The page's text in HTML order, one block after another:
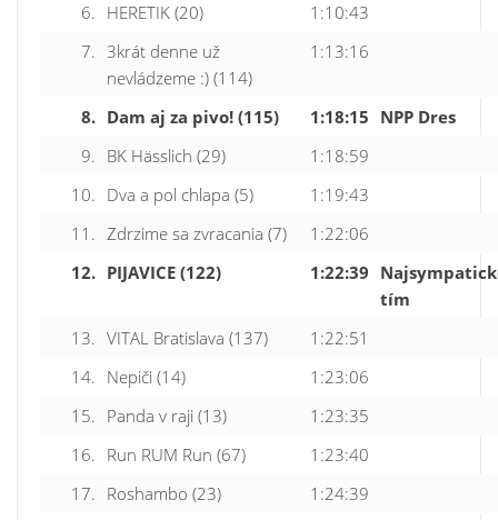
6. HERETIK (20)
1:10:43
7. 3krát denne už
nevládzeme :) (114)
1:13:16
8. Dam aj za pivo! (115) 1:18:15 NPP Dres
9. BK Hässlich (29)
1:18:59
10. Dva a pol chlapa (5)
1:19:43
11. Zdrzime sa zvracania (7)
1:22:06
12. PIJAVICE (122) 1:22:39
tím
13. VITAL Bratislava (137)
1:22:51
14. Nepiči (14)
1:23:06
15. Panda v raji (13)
1:23:35
16. Run RUM Run (67)
1:23:40
17. Roshambo (23)
1:24:39